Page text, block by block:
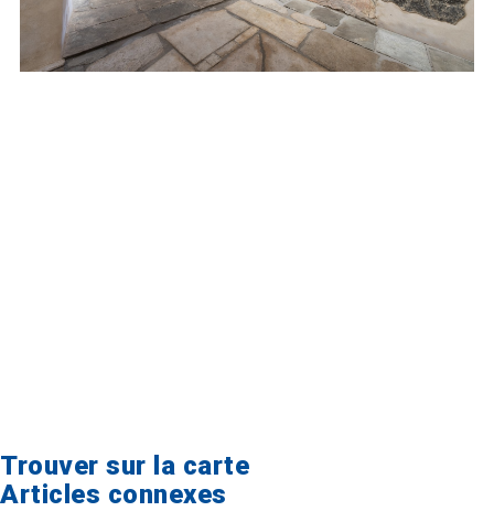
Trouver sur la carte
Articles connexes